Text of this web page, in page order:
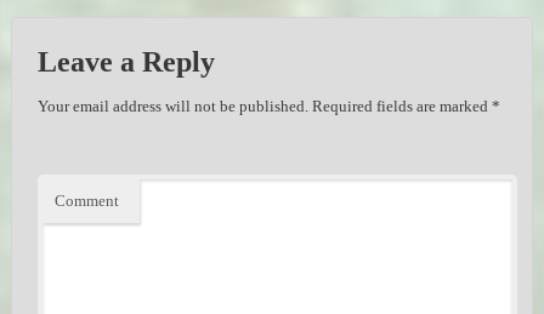
Leave a Reply
Your email address will not be published. Required fields are marked*
Comment